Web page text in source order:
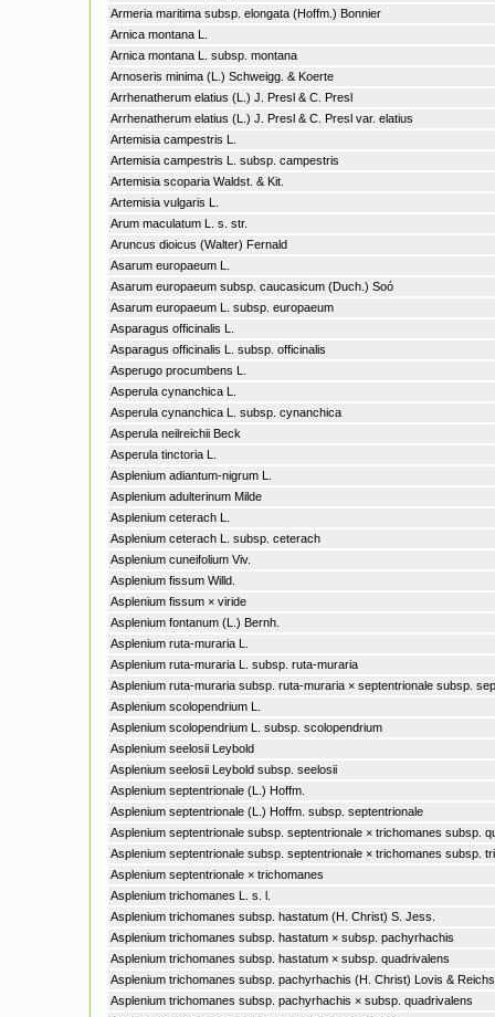
Armeria maritima subsp. elongata (Hoffm.) Bonnier
Arnica montana L.
Arnica montana L. subsp. montana
Arnoseris minima (L.) Schweigg. & Koerte
Arrhenatherum elatius (L.) J. Presl & C. Presl
Arrhenatherum elatius (L.) J. Presl & C. Presl var. elatius
Artemisia campestris L.
Artemisia campestris L. subsp. campestris
Artemisia scoparia Waldst. & Kit.
Artemisia vulgaris L.
Arum maculatum L. s. str.
Aruncus dioicus (Walter) Fernald
Asarum europaeum L.
Asarum europaeum subsp. caucasicum (Duch.) Soó
Asarum europaeum L. subsp. europaeum
Asparagus officinalis L.
Asparagus officinalis L. subsp. officinalis
Asperugo procumbens L.
Asperula cynanchica L.
Asperula cynanchica L. subsp. cynanchica
Asperula neilreichii Beck
Asperula tinctoria L.
Asplenium adiantum-nigrum L.
Asplenium adulterinum Milde
Asplenium ceterach L.
Asplenium ceterach L. subsp. ceterach
Asplenium cuneifolium Viv.
Asplenium fissum Willd.
Asplenium fissum × viride
Asplenium fontanum (L.) Bernh.
Asplenium ruta-muraria L.
Asplenium ruta-muraria L. subsp. ruta-muraria
Asplenium ruta-muraria subsp. ruta-muraria × septentrionale subsp.
Asplenium scolopendrium L.
Asplenium scolopendrium L. subsp. scolopendrium
Asplenium seelosii Leybold
Asplenium seelosii Leybold subsp. seelosii
Asplenium septentrionale (L.) Hoffm.
Asplenium septentrionale (L.) Hoffm. subsp. septentrionale
Asplenium septentrionale subsp. septentrionale × trichomanes subsp.
Asplenium septentrionale subsp. septentrionale × trichomanes subsp.
Asplenium septentrionale × trichomanes
Asplenium trichomanes L. s. l.
Asplenium trichomanes subsp. hastatum (H. Christ) S. Jess.
Asplenium trichomanes subsp. hastatum × subsp. pachyrhachis
Asplenium trichomanes subsp. hastatum × subsp. quadrivalens
Asplenium trichomanes subsp. pachyrhachis (H. Christ) Lovis &
Asplenium trichomanes subsp. pachyrhachis × subsp. quadrivalens